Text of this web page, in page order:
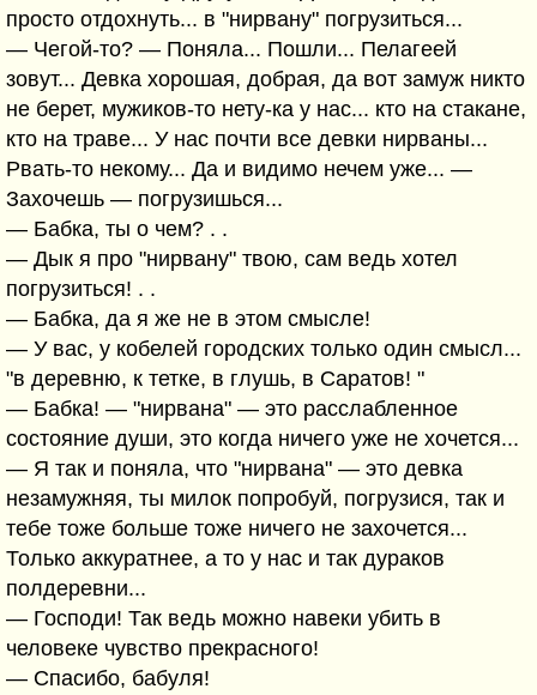
просто отдохнуть... в "нирвану" погрузиться...
— Чегой-то? — Поняла... Пошли... Пелагеей
зовут... Девка хорошая, добрая, да вот замуж никто
не берет, мужиков-то нету-ка у нас... кто на стакане,
кто на траве... У нас почти все девки нирваны...
Рвать-то некому... Да и видимо нечем уже... —
Захочешь — погрузишься...
— Бабка, ты о чем? . .
— Дык я про "нирвану" твою, сам ведь хотел
погрузиться! . .
— Бабка, да я же не в этом смысле!
— У вас, у кобелей городских только один смысл...
"в деревню, к тетке, в глушь, в Саратов! "
— Бабка! — "нирвана" — это расслабленное
состояние души, это когда ничего уже не хочется...
— Я так и поняла, что "нирвана" — это девка
незамужняя, ты милок попробуй, погрузися, так и
тебе тоже больше тоже ничего не захочется...
Только аккуратнее, а то у нас и так дураков
полдеревни...
— Господи! Так ведь можно навеки убить в
человеке чувство прекрасного!
— Спасибо, бабуля!